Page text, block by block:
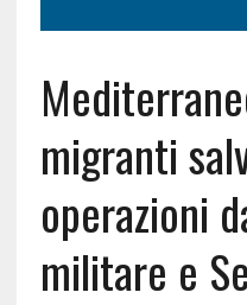
migranti
operazioni
militare e